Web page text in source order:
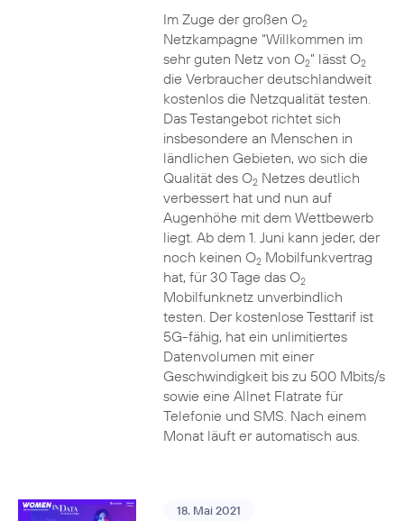
Im Zuge der großen O2
Netzkampagne “Willkommen im
sehr guten Netz von O2” lässt O2
die Verbraucher deutschlandweit
kostenlos die Netzqualität testen.
Das Testangebot richtet sich
insbesondere an Menschen in
ländlichen Gebieten, wo sich die
Qualität des O2Netzes deutlich
verbessert hat und nun auf
Augenhöhe mit dem Wettbewerb
liegt. Ab dem 1. Juni kann jeder, der
noch keinen O2Mobilfunkvertrag
hat, für 30 Tage das O2
Mobilfunknetz unverbindlich
testen. Der kostenlose Testtarif ist
5G-fähig, hat ein unlimitiertes
Datenvolumen mit einer
Geschwindigkeit bis zu 500 Mbits/s
sowie eine Allnet Flatrate für
Telefonie und SMS. Nach einem
Monat läuft er automatisch aus.
18. Mai 2021